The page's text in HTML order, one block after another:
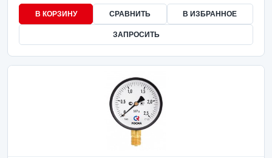
В КОРЗИНУ СРАВНИТЬ В ИЗБРАННОЕ
ЗАПРОСИТЬ